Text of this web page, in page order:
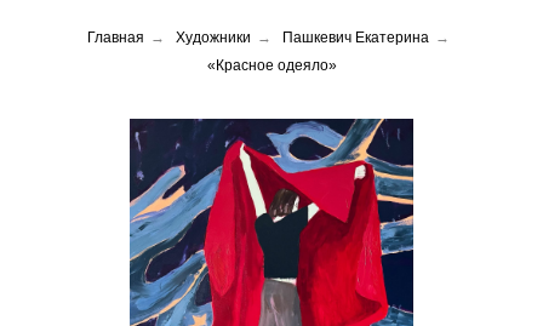
Главная → Художники → Пашкевич Екатерина →
«Красное одеяло»